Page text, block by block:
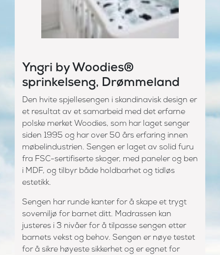
Yngri by Woodies®
sprinkelseng, Drømmeland
Den hvite spjellesengen i skandinavisk design er
et resultat av et samarbeid med det erfarne
polske merket Woodies, som har laget senger
siden 1995 og har over 50 års erfaring innen
møbelindustrien. Sengen er laget av solid furu
fra FSC-sertifiserte skoger, med paneler og ben
i MDF, og tilbyr både holdbarhet og tidløs
estetikk.
Sengen har runde kanter for å skape et trygt
sovemiljø for barnet ditt. Madrassen kan
justeres i 3 nivåer for å tilpasse sengen etter
barnets vekst og behov. Sengen er nøye testet
for å sikre høyeste sikkerhet og er egnet for